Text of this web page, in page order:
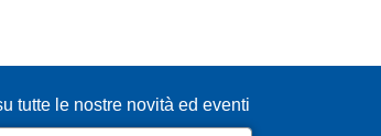
tutte le nostre novità ed eventi